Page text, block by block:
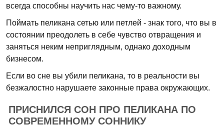
всегда способны научить нас чему-то важному.
Поймать пеликана сетью или петлей - знак того, что вы в
состоянии преодолеть в себе чувство отвращения и
заняться неким неприглядным, однако доходным
бизнесом.
Если во сне вы убили пеликана, то в реальности вы
безжалостно нарушаете законные права окружающих.
ПРИСНИЛСЯ СОН ПРО ПЕЛИКАНА ПО
СОВРЕМЕННОМУ СОННИКУ